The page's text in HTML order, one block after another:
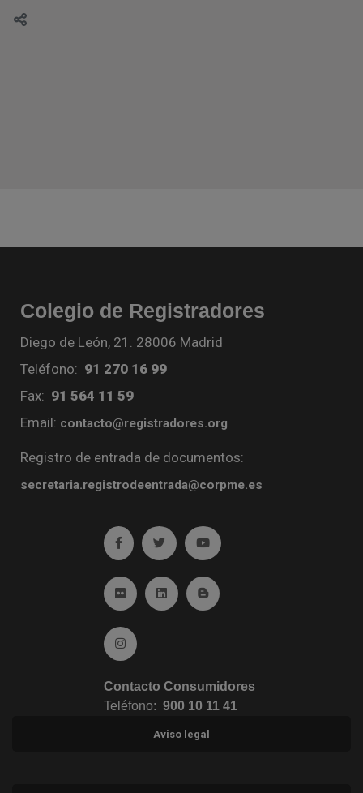
Colegio de Registradores
Diego de León, 21. 28006 Madrid
Teléfono: 91 270 16 99
Fax: 91 564 11 59
Email: contacto@registradores.org
Registro de entrada de documentos:
secretaria.registrodeentrada@corpme.es
Ir a facebook (abre en ventana nueva)
Ir a twitter (abre en ventana nueva)
Ir a YouTube (abre en
Ir a Flickr (abre en ventana nueva)
Ir a Linkedin (abre en ventana nueva)
Ir al Blog (abre en ventana
Ir a Instagram (abre en ventana nueva)
Contacto Consumidores
Teléfono: 900 10 11 41
Aviso legal